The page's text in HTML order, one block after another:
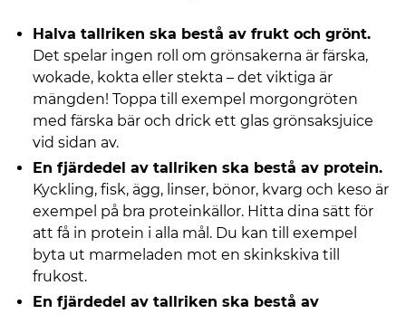
Halva tallriken ska bestå av frukt och grönt.
Det spelar ingen roll om grönsakerna är färska,
wokade, kokta eller stekta – det viktiga är
mängden! Toppa till exempel morgongröten
med färska bär och drick ett glas grönsaksjuice
vid sidan av.
En fjärdedel av tallriken ska bestå av protein.
Kyckling, fisk, ägg, linser, bönor, kvarg och keso är
exempel på bra proteinkällor. Hitta dina sätt för
att få in protein i alla mål. Du kan till exempel
byta ut marmeladen mot en skinkskiva till
frukost.
En fjärdedel av tallriken ska bestå av